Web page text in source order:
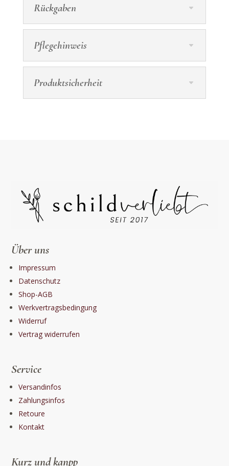
Rückgaben
Pflegehinweis
Produktsicherheit
Über uns
Impressum
Datenschutz
Shop-AGB
Werkvertragsbedingung
Widerruf
Vertrag widerrufen
Service
Versandinfos
Zahlungsinfos
Retoure
Kontakt
Kurz und kanpp